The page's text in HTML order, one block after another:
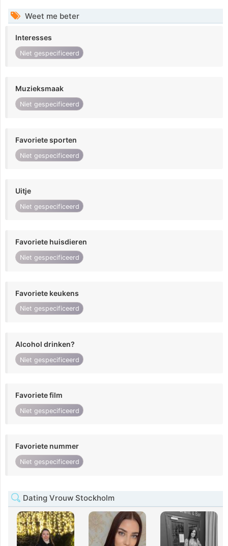
Weet me beter
Interesses
Niet gespecificeerd
Muzieksmaak
Niet gespecificeerd
Favoriete sporten
Niet gespecificeerd
Uitje
Niet gespecificeerd
Favoriete huisdieren
Niet gespecificeerd
Favoriete keukens
Niet gespecificeerd
Alcohol drinken?
Niet gespecificeerd
Favoriete film
Niet gespecificeerd
Favoriete nummer
Niet gespecificeerd
Dating Vrouw Stockholm